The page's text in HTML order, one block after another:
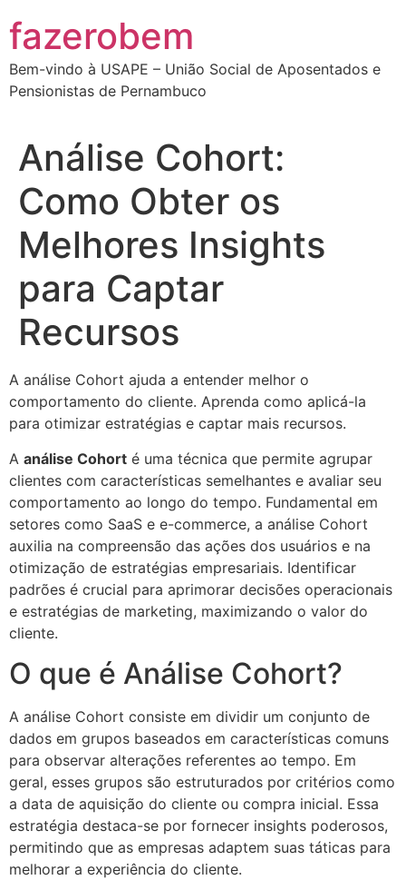
para
conteúdo
fazerobem
Bem-vindo à USAPE – União Social de Aposentados e
Pensionistas de Pernambuco
Análise Cohort:
Como Obter os
Melhores Insights
para Captar
Recursos
A análise Cohort ajuda a entender melhor o
comportamento do cliente. Aprenda como aplicá-la
para otimizar estratégias e captar mais recursos.
A análise Cohort é uma técnica que permite agrupar
clientes com características semelhantes e avaliar seu
comportamento ao longo do tempo. Fundamental em
setores como SaaS e e-commerce, a análise Cohort
auxilia na compreensão das ações dos usuários e na
otimização de estratégias empresariais. Identificar
padrões é crucial para aprimorar decisões operacionais
e estratégias de marketing, maximizando o valor do
cliente.
O que é Análise Cohort?
A análise Cohort consiste em dividir um conjunto de
dados em grupos baseados em características comuns
para observar alterações referentes ao tempo. Em
geral, esses grupos são estruturados por critérios como
a data de aquisição do cliente ou compra inicial. Essa
estratégia destaca-se por fornecer insights poderosos,
permitindo que as empresas adaptem suas táticas para
melhorar a experiência do cliente.